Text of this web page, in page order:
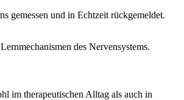
gemessen und in Echtzeit rückgemeldet.
des Nervensystems.
im therapeutischen Alltag als auch in